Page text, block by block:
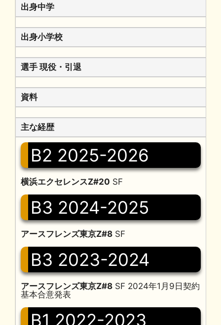
出身中学
出身小学校
選手 現役・引退
資料
主な経歴
B2 2025-2026
横浜エクセレンスZ#20 SF
B3 2024-2025
アースフレンズ東京Z#8 SF
B3 2023-2024
アースフレンズ東京Z#8 SF 2024年1月9日契約
基本合意発表
B1 2022-2023